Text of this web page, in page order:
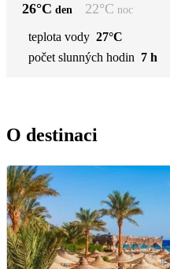
26°C den 22°C noc
teplota vody 27°C
počet slunných hodin 7 h
O destinaci